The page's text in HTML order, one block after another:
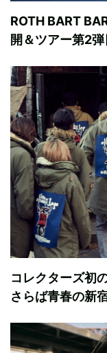
ROTH BART
開＆ツアー第2弾
コレクターズ初
さらば青春の新